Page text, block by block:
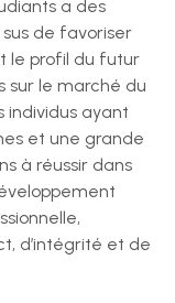
a des
de favoriser
le profil du futur
sur le marché du
individus ayant
et une grande
à réussir dans
d’intégrité et de